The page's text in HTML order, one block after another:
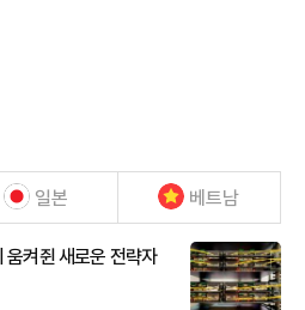
일본 베트남
켜쥔 새로운 전략자